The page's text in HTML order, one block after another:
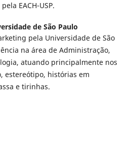
EACH-USP.
de São Paulo
pela Universidade de São
na área de Administração,
atuando principalmente nos
estereótipo, histórias em
e tirinhas.